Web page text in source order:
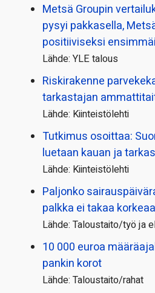
Metsä Groupin
pysyi pakkasella,
positiiviseksi
Lähde: YLE talous
Riskirakenne
tarkastajan
Lähde: Kiinteistölehti
Tutkimus osoittaa:
luetaan kauan ja
Lähde: Kiinteistölehti
Paljonko
palkka ei takaa
Lähde: Taloustaito/työ ja
10 000 euroa
pankin korot
Lähde: Taloustaito/rahat